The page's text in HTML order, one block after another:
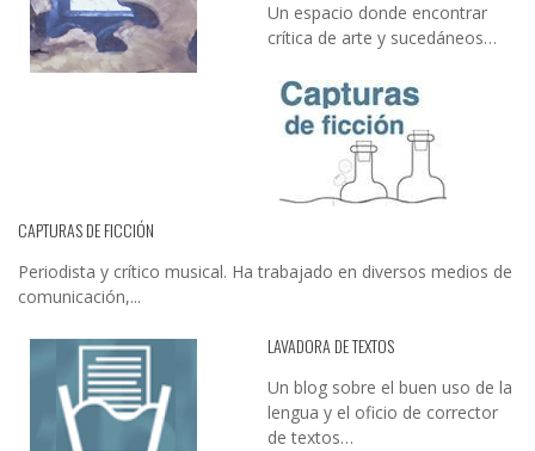
Un espacio donde encontrar
crítica de arte y sucedáneos…
CAPTURAS DE FICCIÓN
Periodista y crítico musical. Ha trabajado en diversos medios de
comunicación,...
LAVADORA DE TEXTOS
Un blog sobre el buen uso de la
lengua y el oficio de corrector
de textos…